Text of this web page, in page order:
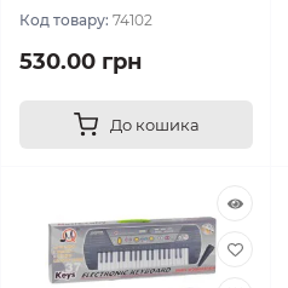
Код товару: 74102
530.00 грн
До кошика